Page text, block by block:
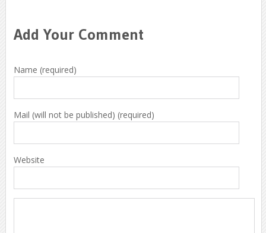
Add Your Comment
Name (required)
Mail (will not be published) (required)
Website